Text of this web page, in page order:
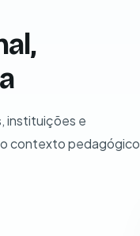
instituições e
contexto pedagógico